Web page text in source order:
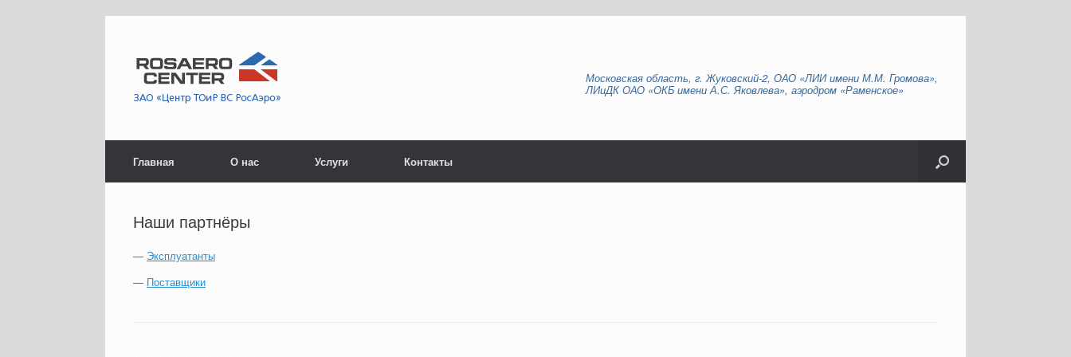
Московская область, г. Жуковский-2, ОАО «ЛИИ имени М.М. Громова»,
ЛИиДК ОАО «ОКБ имени А.С. Яковлева», аэродром «Раменское»
Главная О нас Услуги Контакты
Наши партнёры
— Эксплуатанты
— Поставщики